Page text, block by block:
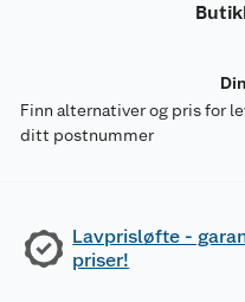
Finn alternativer og pris for
ditt postnummer
Lavprisløfte -
priser!